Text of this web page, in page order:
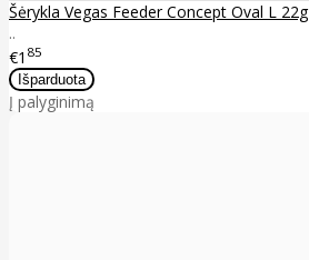
Šėrykla Vegas Feeder Concept Oval L 22g
..
€1 85
Į palyginimą